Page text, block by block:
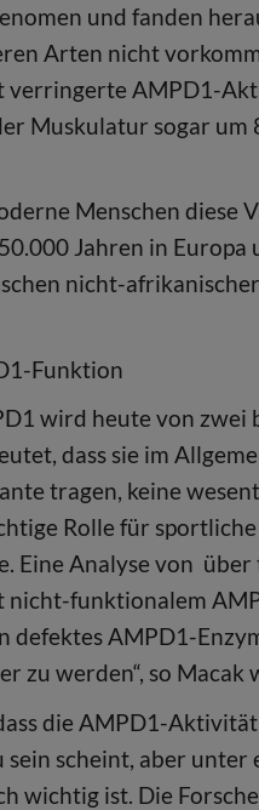
und fanden
Arten nicht
verringerte AMPD1-
Muskulatur sogar um
Menschen diese
Jahren in
nicht-
Funktion
wird heute von zwei
dass sie im
tragen, keine
Rolle für
Eine Analyse von
nicht-funktionalem
defektes AMPD1-
zu werden“, so Macak
die AMPD1-
scheint, aber
wichtig ist. Die